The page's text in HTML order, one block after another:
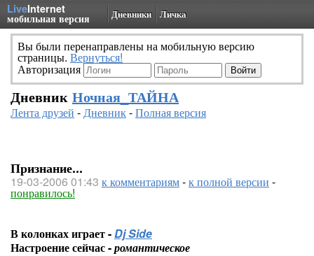
LiveInternet
мобильная версия Дневники Личка
Вы были перенаправлены на мобильную версию
страницы. Вернуться!
Авторизация
Дневник Ночная_ТАЙНА
Лента друзей -Дневник-Полная версия
Признание...
19-03-2006 01:43 к комментариям-к полной версии -
понравилось!
В колонках играет -Dj Side
Настроение сейчас -романтическое